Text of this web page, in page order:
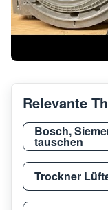
Relevante
Bosch,
tauschen
Trockner